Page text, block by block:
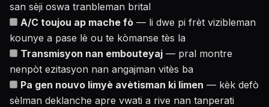
san sèji oswa tranbleman brital
A/C toujou ap mache fò — li dwe pi frèt vizibleman
kounye a pase lè ou te kòmanse tès la
Transmisyon nan embouteyaj — pral montre
nenpòt ezitasyon nan angajman vitès ba
Pa gen nouvo limyè avètisman ki limen — kèk defò
sèlman deklanche apre vwati a rive nan tanperati